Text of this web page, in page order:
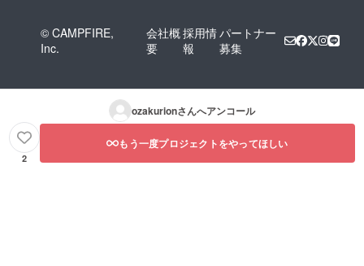
© CAMPFIRE,
Inc.
会社概
要
採用情
報
パートナー
募集
ozakurionさんへアンコール
2
もう一度プロジェクトをやってほしい